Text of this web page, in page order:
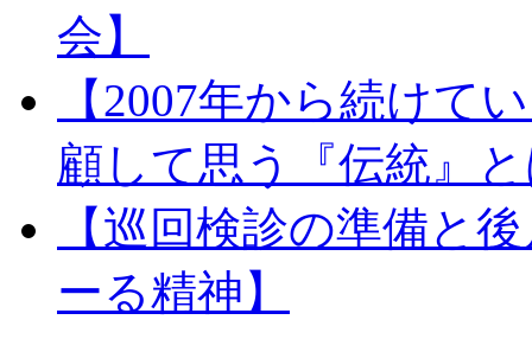
会】
【2007年から続けて
顧して思う『伝統』
【巡回検診の準備と
ーる精神】